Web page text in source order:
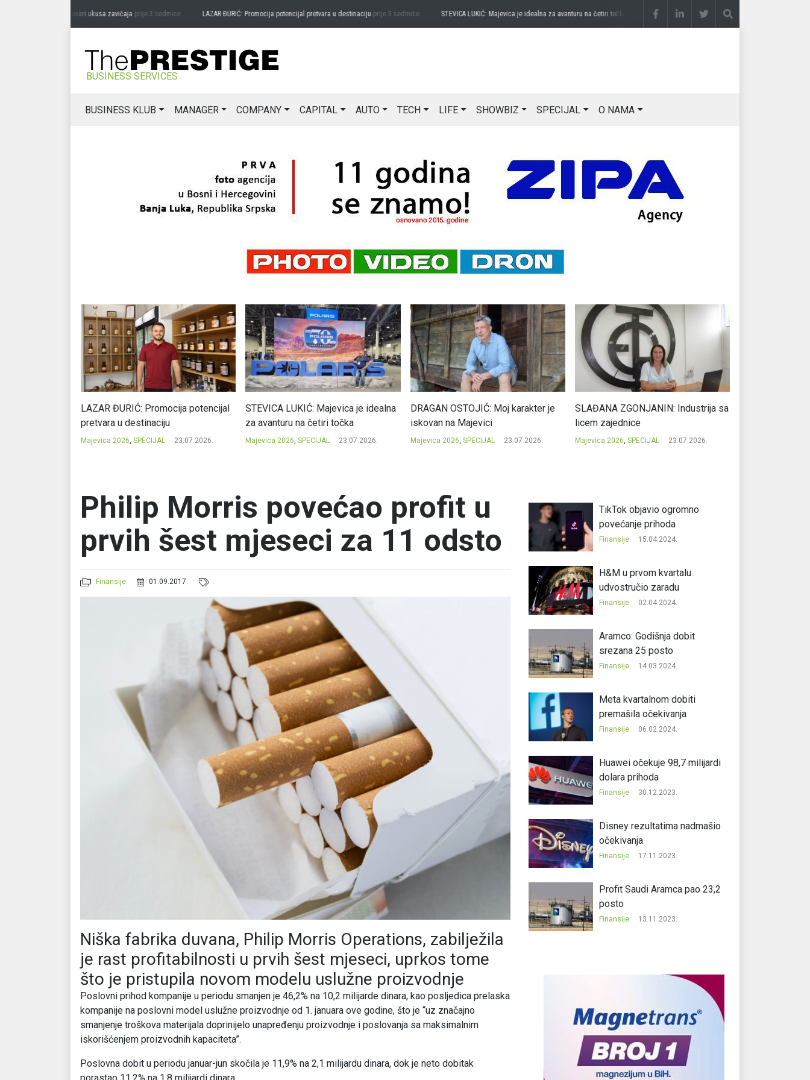
MIĆANOVIĆ: Čuvari ukusa zavičajaprije 3 sedmice LAZAR ĐURIĆ: Promocija potencijal pretvara u destinacijuprije 3 sedmice STEVICA LUKIĆ: Majevica je idealna za avanturu na četiri točkaprije 3 sedmice DRAGAN OSTOJIĆ: Moj karakter je
BUSINESS SERVICES
BUSINESS KLUB MANAGER COMPANY CAPITAL AUTO TECH LIFE SHOWBIZ SPECIJAL O NAMA
LAZAR ĐURIĆ: Promocija potencijal
pretvara u destinaciju
Majevica 2026, SPECIJAL 23.07.2026.
STEVICA LUKIĆ: Majevica je idealna
za avanturu na četiri točka
Majevica 2026, SPECIJAL 23.07.2026.
DRAGAN OSTOJIĆ: Moj karakter je
iskovan na Majevici
Majevica 2026, SPECIJAL 23.07.2026.
SLAĐANA ZGONJANIN: Industrija sa
licem zajednice
Majevica 2026, SPECIJAL 23.07.2026.
Philip Morris povećao profit u
prvih šest mjeseci za 11 odsto
Finansije 01.09.2017.
Niška fabrika duvana, Philip Morris Operations, zabilježila
je rast profitabilnosti u prvih šest mjeseci, uprkos tome
što je pristupila novom modelu uslužne proizvodnje
Poslovni prihod kompanije u periodu smanjen je 46,2% na 10,2 milijarde dinara, kao posljedica prelaska
kompanije na poslovni model uslužne proizvodnje od 1. januara ove godine, što je “uz značajno
smanjenje troškova materijala doprinijelo unapređenju proizvodnje i poslovanja sa maksimalnim
iskorišćenjem proizvodnih kapaciteta”.
Poslovna dobit u periodu januar-jun skočila je 11,9% na 2,1 milijardu dinara, dok je neto dobitak
TikTok objavio ogromno
povećanje prihoda
Finansije 15.04.2024.
H&M u prvom kvartalu
udvostručio zaradu
Finansije 02.04.2024.
Aramco: Godišnja dobit
srezana 25 posto
Finansije 14.03.2024.
Meta kvartalnom dobiti
premašila očekivanja
Finansije 06.02.2024.
Huawei očekuje 98,7 milijardi
dolara prihoda
Finansije 30.12.2023.
Disney rezultatima nadmašio
očekivanja
Finansije 17.11.2023.
Profit Saudi Aramca pao 23,2
posto
Finansije 13.11.2023.